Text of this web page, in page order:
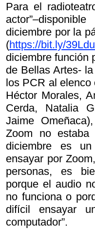
Para el
diciembre por la
(https://bit.ly/
diciembre función
de Bellas Artes-
los PCR al elenco
Héctor Morales,
Cerda, Natalia
Jaime
Zoom no estaba
diciembre es
ensayar por
personas, es
porque el audio
no funciona o
difícil ensayar
computador”.